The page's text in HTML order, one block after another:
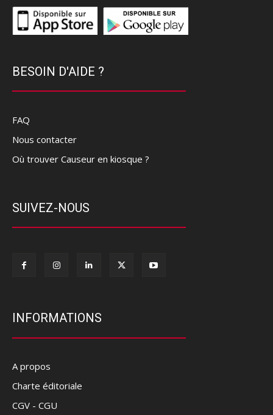
BESOIN D'AIDE ?
FAQ
Nous contacter
Où trouver Causeur en kiosque ?
SUIVEZ-NOUS
INFORMATIONS
A propos
Charte éditoriale
CGV - CGU